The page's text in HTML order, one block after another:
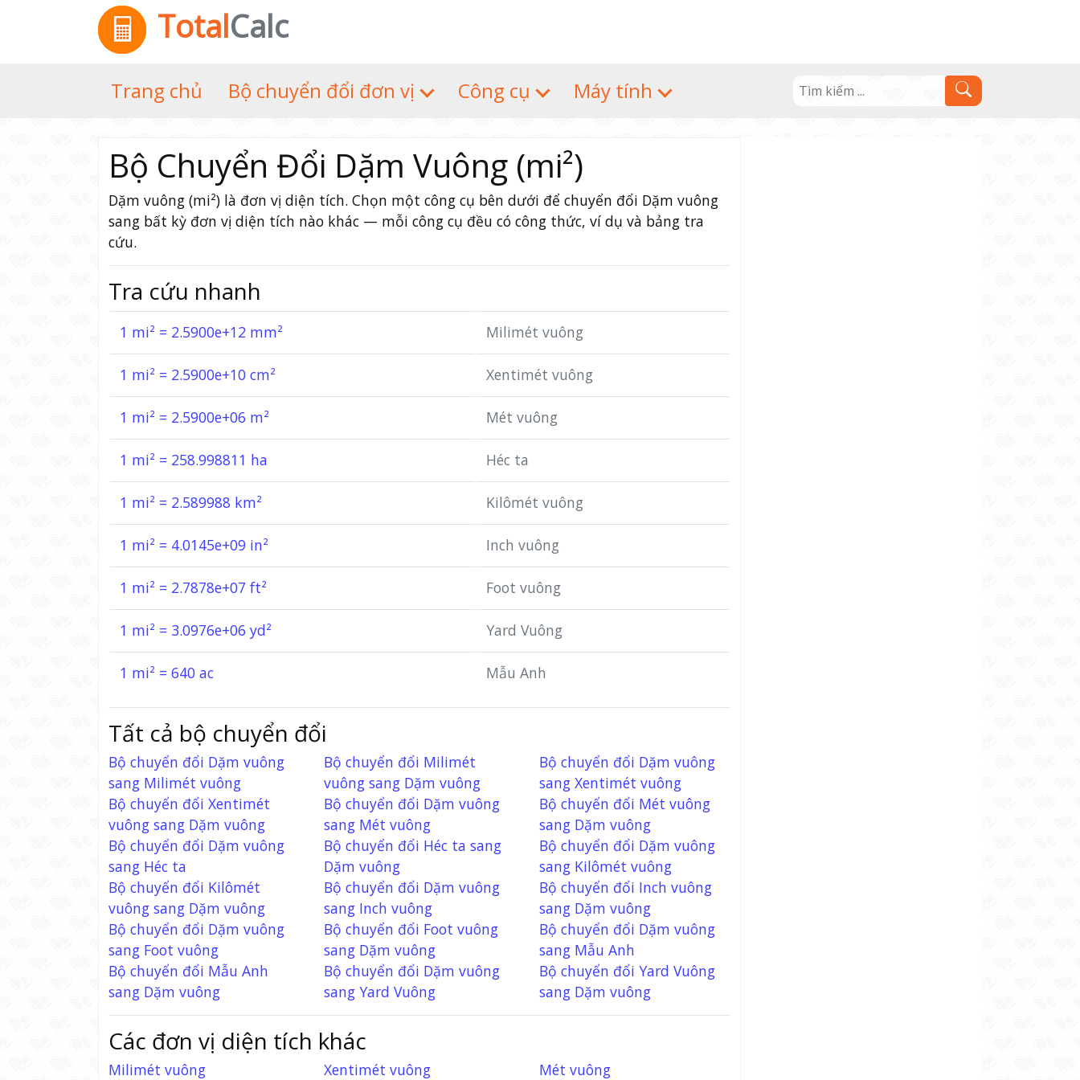
TotalCalc
Trang chủ Bộ chuyển đổi đơn vị Công cụ Máy tính
Bộ Chuyển Đổi Dặm Vuông (mi²)
Dặm vuông (mi²) là đơn vị diện tích. Chọn một công cụ bên dưới để chuyển đổi Dặm vuông
sang bất kỳ đơn vị diện tích nào khác — mỗi công cụ đều có công thức, ví dụ và bảng tra
cứu.
Tra cứu nhanh
1 mi² = 2.5900e+12 mm² Milimét vuông
1 mi² = 2.5900e+10 cm² Xentimét vuông
1 mi² = 2.5900e+06 m² Mét vuông
1 mi² = 258.998811 ha Héc ta
1 mi² = 2.589988 km² Kilômét vuông
1 mi² = 4.0145e+09 in² Inch vuông
1 mi² = 2.7878e+07 ft² Foot vuông
1 mi² = 3.0976e+06 yd² Yard Vuông
1 mi² = 640 ac Mẫu Anh
Tất cả bộ chuyển đổi
Bộ chuyển đổi Dặm vuông
sang Milimét vuông
Bộ chuyển đổi Milimét
vuông sang Dặm vuông
Bộ chuyển đổi Dặm vuông
sang Xentimét vuông
Bộ chuyển đổi Xentimét
vuông sang Dặm vuông
Bộ chuyển đổi Dặm vuông
sang Mét vuông
Bộ chuyển đổi Mét vuông
sang Dặm vuông
Bộ chuyển đổi Dặm vuông
sang Héc ta
Bộ chuyển đổi Héc ta sang
Dặm vuông
Bộ chuyển đổi Dặm vuông
sang Kilômét vuông
Bộ chuyển đổi Kilômét
vuông sang Dặm vuông
Bộ chuyển đổi Dặm vuông
sang Inch vuông
Bộ chuyển đổi Inch vuông
sang Dặm vuông
Bộ chuyển đổi Dặm vuông
sang Foot vuông
Bộ chuyển đổi Foot vuông
sang Dặm vuông
Bộ chuyển đổi Dặm vuông
sang Mẫu Anh
Bộ chuyển đổi Mẫu Anh
sang Dặm vuông
Bộ chuyển đổi Dặm vuông
sang Yard Vuông
Bộ chuyển đổi Yard Vuông
sang Dặm vuông
Các đơn vị diện tích khác
Milimét vuông Xentimét vuông Mét vuông